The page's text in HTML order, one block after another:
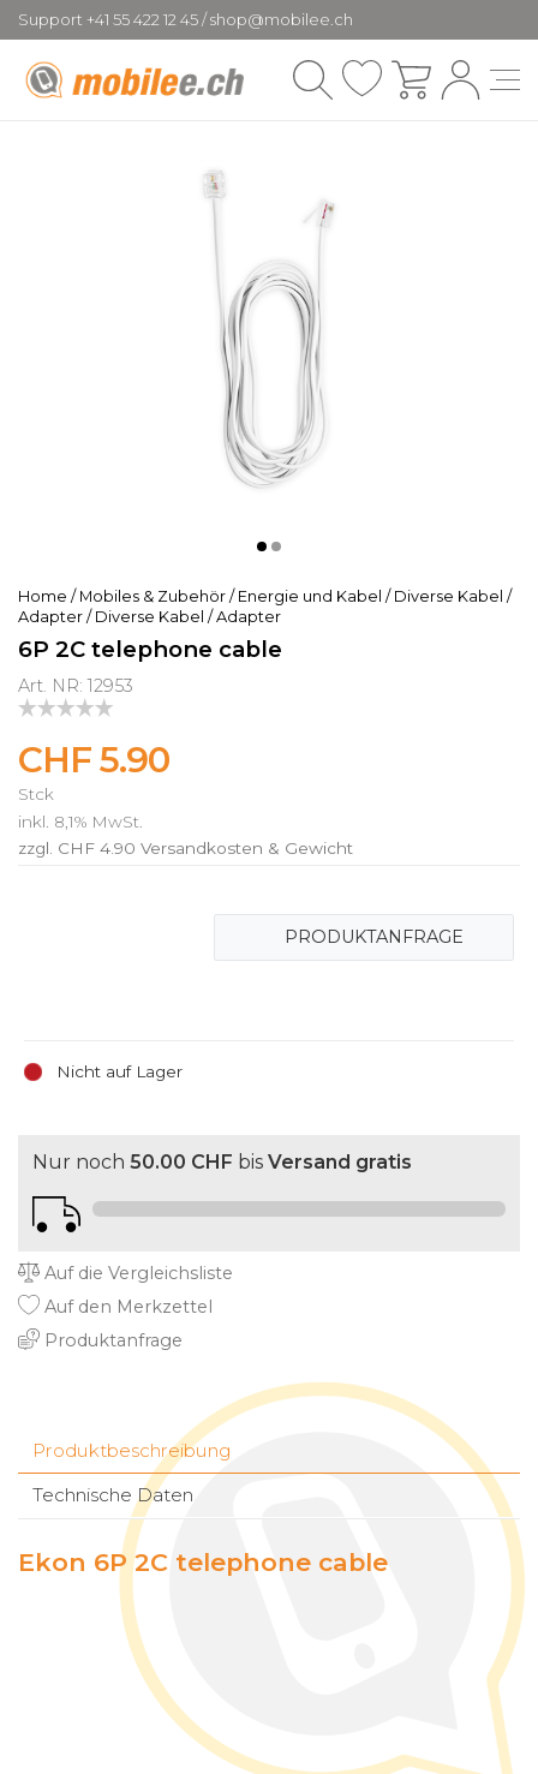
Support +41 55 422 12 45 / shop@mobilee.ch
Home / Mobiles & Zubehör / Energie und Kabel / Diverse Kabel /
Adapter / Diverse Kabel / Adapter
6P 2C telephone cable
Art. NR: 12953
CHF 5.90
Stck
inkl. 8,1% MwSt.
zzgl. CHF 4.90 Versandkosten & Gewicht
Nicht auf Lager
PRODUKTANFRAGE
Nur noch 50.00 CHF bis Versand gratis
Auf die Vergleichsliste
Auf den Merkzettel
Produktanfrage
Produktbeschreibung
Technische Daten
Ekon 6P 2C telephone cable